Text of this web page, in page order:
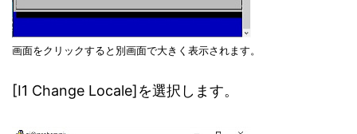
画面をクリックすると別画面で大きく表示されます。
[I1 Change Locale]を選択します。